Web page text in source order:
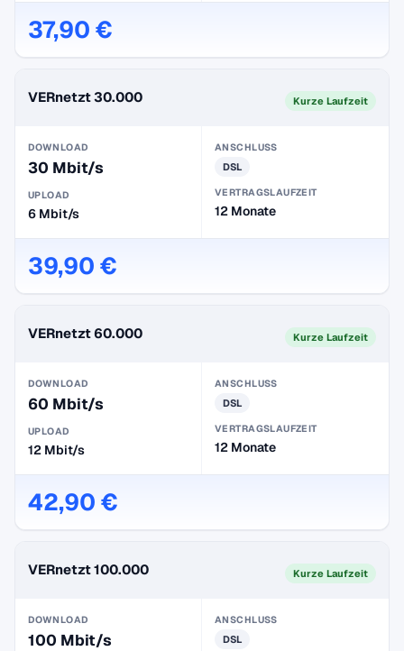
37,90 €
VERnetzt 30.000 Kurze Laufzeit
DOWNLOAD
30 Mbit/s
UPLOAD
6 Mbit/s
ANSCHLUSS
DSL
VERTRAGSLAUFZEIT
12 Monate
39,90 €
VERnetzt 60.000 Kurze Laufzeit
DOWNLOAD
60 Mbit/s
UPLOAD
12 Mbit/s
ANSCHLUSS
DSL
VERTRAGSLAUFZEIT
12 Monate
42,90 €
VERnetzt 100.000 Kurze Laufzeit
DOWNLOAD
100 Mbit/s
ANSCHLUSS
DSL